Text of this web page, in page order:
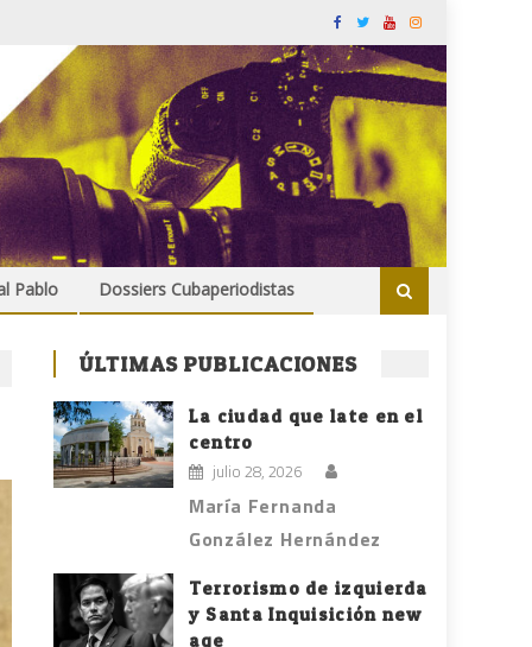
Pablo Dossiers Cubaperiodistas
ÚLTIMAS PUBLICACIONES
La ciudad que late en el
centro
julio 28, 2026
María Fernanda
González Hernández
Terrorismo de izquierda
y Santa Inquisición new
age